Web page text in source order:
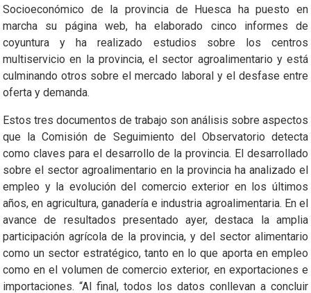
Socioeconómico de la provincia de Huesca ha puesto en
marcha su página web, ha elaborado cinco informes de
coyuntura y ha realizado estudios sobre los centros
multiservicio en la provincia, el sector agroalimentario y está
culminando otros sobre el mercado laboral y el desfase entre
oferta y demanda.
Estos tres documentos de trabajo son análisis sobre aspectos
que la Comisión de Seguimiento del Observatorio detecta
como claves para el desarrollo de la provincia. El desarrollado
sobre el sector agroalimentario en la provincia ha analizado el
empleo y la evolución del comercio exterior en los últimos
años, en agricultura, ganadería e industria agroalimentaria. En el
avance de resultados presentado ayer, destaca la amplia
participación agrícola de la provincia, y del sector alimentario
como un sector estratégico, tanto en lo que aporta en empleo
como en el volumen de comercio exterior, en exportaciones e
importaciones. “Al final, todos los datos conllevan a concluir